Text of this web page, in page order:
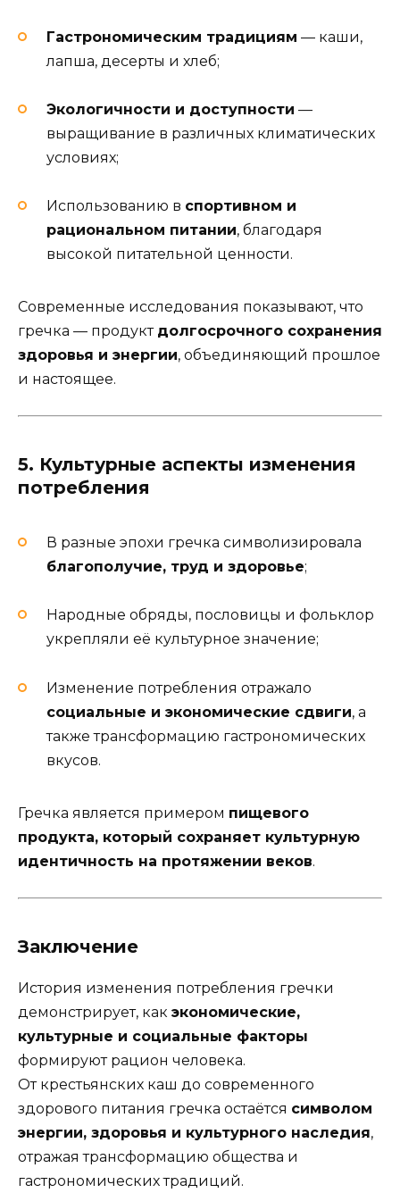
Гастрономическим традициям — каши,
лапша, десерты и хлеб;
Экологичности и доступности —
выращивание в различных климатических
условиях;
Использованию в спортивном и
рациональном питании, благодаря
высокой питательной ценности.
Современные исследования показывают, что
гречка — продукт долгосрочного сохранения
здоровья и энергии, объединяющий прошлое
и настоящее.
5. Культурные аспекты изменения
потребления
В разные эпохи гречка символизировала
благополучие, труд и здоровье;
Народные обряды, пословицы и фольклор
укрепляли её культурное значение;
Изменение потребления отражало
социальные и экономические сдвиги, а
также трансформацию гастрономических
вкусов.
Гречка является примером пищевого
продукта, который сохраняет культурную
идентичность на протяжении веков.
Заключение
История изменения потребления гречки
демонстрирует, как экономические,
культурные и социальные факторы
формируют рацион человека.
От крестьянских каш до современного
здорового питания гречка остаётся символом
энергии, здоровья и культурного наследия,
отражая трансформацию общества и
гастрономических традиций.